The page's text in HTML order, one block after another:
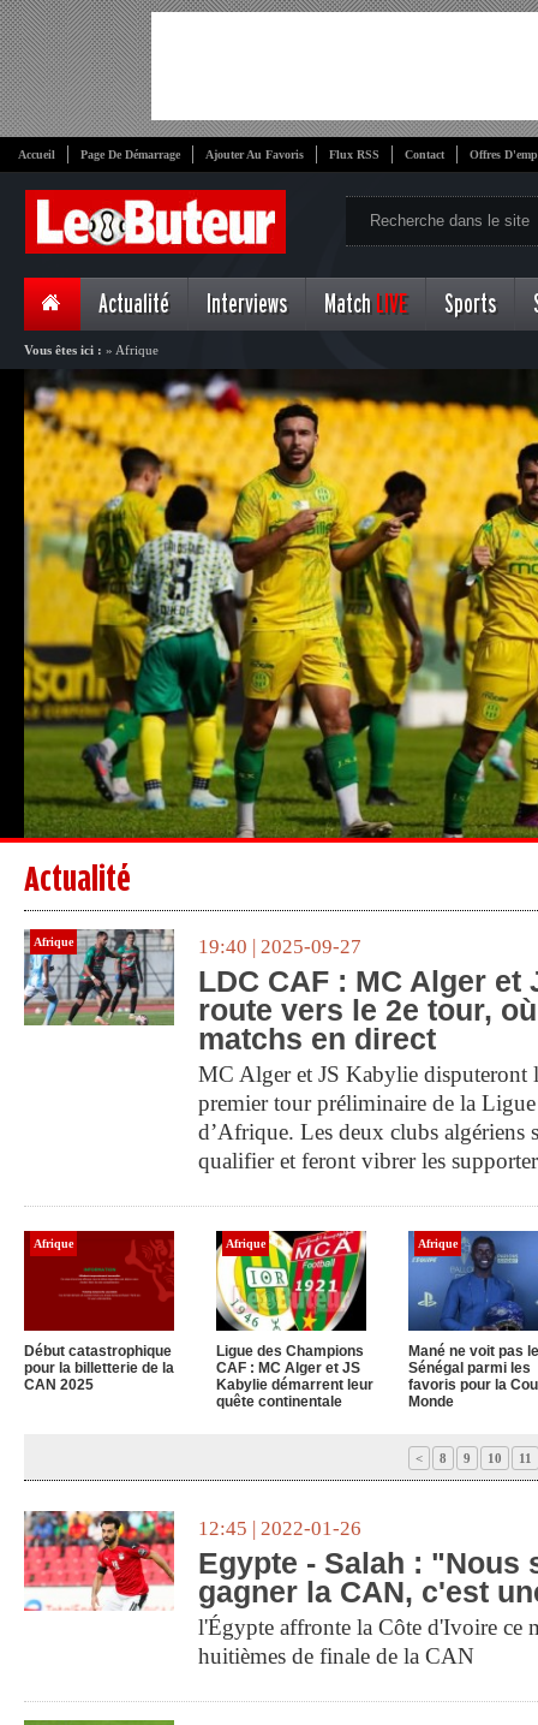
Accueil Page De Démarrage Ajouter Au Favoris Flux RSS Contact Offres
Actualité Interviews Match LIVE Sports
Vous êtes ici : » Afrique
Actualité
Afrique 19:40 | 2025-09-27
LDC CAF : MC Alger et
route vers le 2e tour,
matchs en direct
MC Alger et JS Kabylie disputeront
premier tour préliminaire de la
d’Afrique. Les deux clubs algériens
qualifier et feront vibrer les
Afrique
Début catastrophique
pour la billetterie de la
CAN 2025
Afrique
Ligue des Champions
CAF : MC Alger et JS
Kabylie démarrent leur
quête continentale
Afrique
Mané ne voit pas le
Sénégal parmi les
favoris pour la
Monde
< 8 9 10 11
12:45 | 2022-01-26
Egypte - Salah : "Nous
gagner la CAN, c'est
l'Égypte affronte la Côte d'Ivoire ce
huitièmes de finale de la CAN